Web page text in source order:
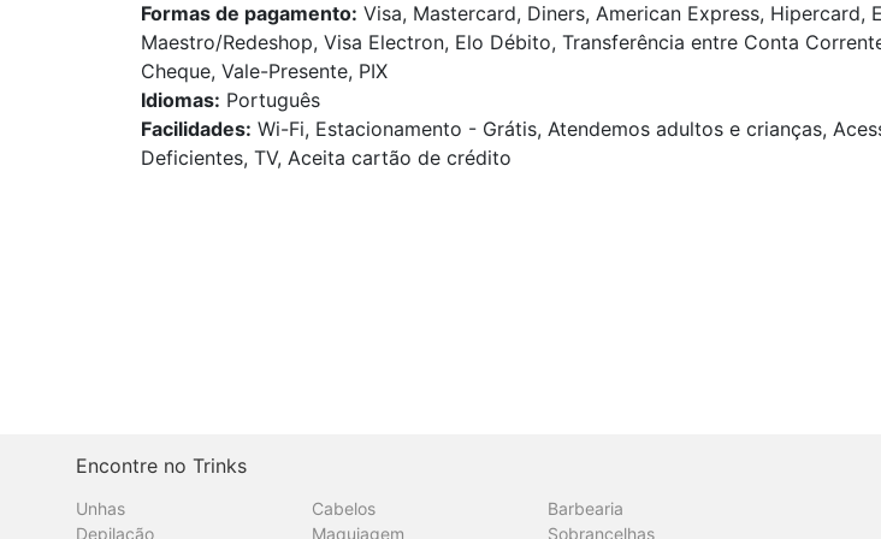
Formas de pagamento: Visa, Mastercard, Diners, American Express, Hipercard,
Maestro/Redeshop, Visa Electron, Elo Débito, Transferência entre Conta
Cheque, Vale-Presente, PIX
Idiomas: Português
Facilidades: Wi-Fi, Estacionamento - Grátis, Atendemos adultos e crianças,
Deficientes, TV, Aceita cartão de crédito
Encontre no Trinks
Unhas Cabelos
Barbearia
Depilação
Maquiagem Sobrancelhas